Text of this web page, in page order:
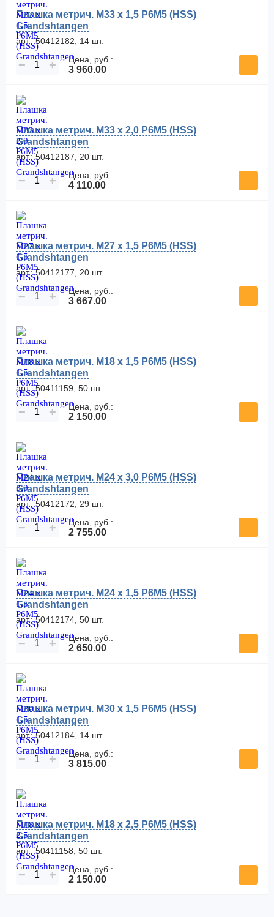
Плашка метрич. M33 x 1,5 Р6М5 (HSS)
Grandshtangen
арт.: 50412182, 14 шт.
− + Цена, руб.:
3 960.00
Плашка метрич. M33 x 2,0 Р6М5 (HSS)
Grandshtangen
арт.: 50412187, 20 шт.
− + Цена, руб.:
4 110.00
Плашка метрич. M27 x 1,5 Р6М5 (HSS)
Grandshtangen
арт.: 50412177, 20 шт.
− + Цена, руб.:
3 667.00
Плашка метрич. M18 x 1,5 P6M5 (HSS)
Grandshtangen
арт.: 50411159, 50 шт.
− + Цена, руб.:
2 150.00
Плашка метрич. M24 x 3,0 Р6М5 (HSS)
Grandshtangen
арт.: 50412172, 29 шт.
− + Цена, руб.:
2 755.00
Плашка метрич. M24 x 1,5 Р6М5 (HSS)
Grandshtangen
арт.: 50412174, 50 шт.
− + Цена, руб.:
2 650.00
Плашка метрич. M30 x 1,5 Р6М5 (HSS)
Grandshtangen
арт.: 50412184, 14 шт.
− + Цена, руб.:
3 815.00
Плашка метрич. M18 x 2,5 P6M5 (HSS)
Grandshtangen
арт.: 50411158, 50 шт.
− + Цена, руб.:
2 150.00